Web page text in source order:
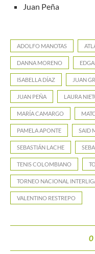
Juan Peña
ADOLFO MANOTAS
DANNA MORENO
ISABELLA DÍAZ JUAN
JUAN PEÑA LAURA
MARÍA CAMARGO
PAMELA APONTE SAID
SEBASTIÁN LACHE
TENIS COLOMBIANO
TORNEO NACIONAL
VALENTINO RESTREPO
0